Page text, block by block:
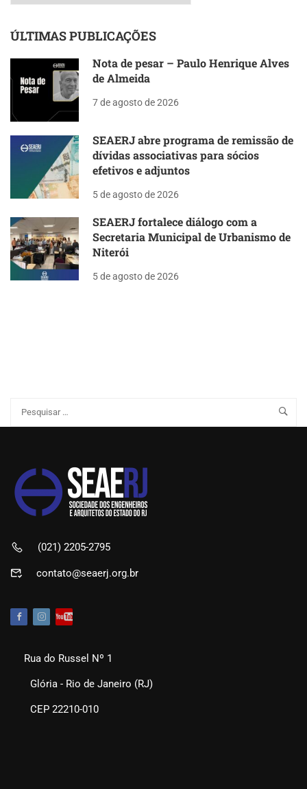
ÚLTIMAS PUBLICAÇÕES
Nota de pesar – Paulo Henrique Alves
de Almeida
7 de agosto de 2026
SEAERJ abre programa de remissão de
dívidas associativas para sócios
efetivos e adjuntos
5 de agosto de 2026
SEAERJ fortalece diálogo com a
Secretaria Municipal de Urbanismo de
Niterói
5 de agosto de 2026
(021) 2205-2795
contato@seaerj.org.br
Rua do Russel Nº 1
Glória - Rio de Janeiro (RJ)
CEP 22210-010